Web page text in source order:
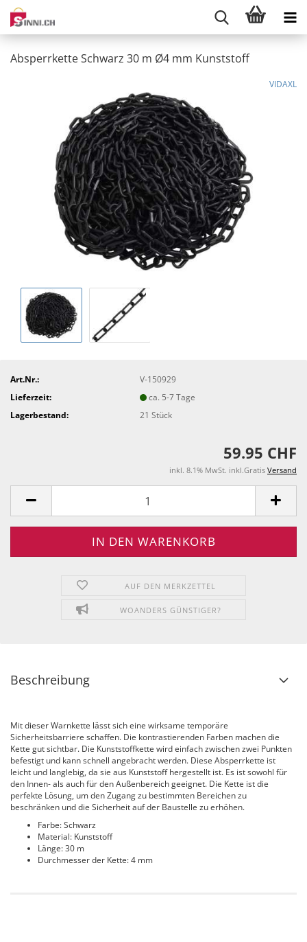
Absperrkette Schwarz 30 m Ø4 mm Kunststoff
VIDAXL
Art.Nr.:
V-150929
Lieferzeit:
ca. 5-7 Tage
Lagerbestand:
21Stück
59.95 CHF
inkl. 8.1% MwSt. inkl.Gratis Versand
AUF DEN MERKZETTEL
WOANDERS GÜNSTIGER?
Beschreibung
Mit dieser Warnkette lässt sich eine wirksame temporäre
Sicherheitsbarriere schaffen. Die kontrastierenden Farben machen die
Kette gut sichtbar. Die Kunststoffkette wird einfach zwischen zwei Punkten
befestigt und kann schnell angebracht werden. Diese Absperrkette ist
leicht und langlebig, da sie aus Kunststoff hergestellt ist. Es ist sowohl für
den Innen- als auch für den Außenbereich geeignet. Die Kette ist die
perfekte Lösung, um den Zugang zu bestimmten Bereichen zu
beschränken und die Sicherheit auf der Baustelle zu erhöhen.
Farbe: Schwarz
Material: Kunststoff
Länge: 30 m
Durchmesser der Kette: 4 mm